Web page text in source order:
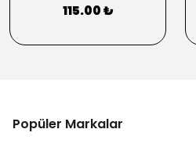
115.00 ₺
Popüler Markalar